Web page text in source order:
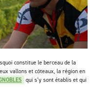
constitue le berceau de la
vallons et côteaux, la région en
qui s’y sont établis et qui